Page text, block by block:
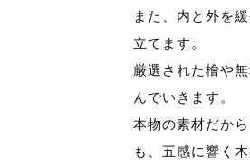
また、内と外を
立てます。
厳選された檜や
んでいきます。
本物の素材だか
も、五感に響く